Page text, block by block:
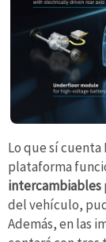
Lo que sí
plataforma
intercambiables
del vehículo,
Además, en las